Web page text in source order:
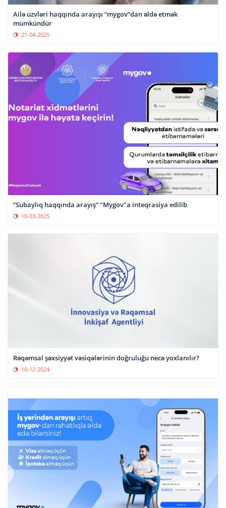
Ailə üzvləri haqqında arayışı “mygov”dan əldə etmək
mümkündür
21-04-2025
“Subaylıq haqqında arayış” "Mygov"a inteqrasiya edilib
10-03-2025
Rəqəmsal şəxsiyyət vəsiqələrinin doğruluğu necə yoxlanılır?
10-12-2024